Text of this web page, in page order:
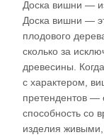
Доска вишни —
Доска вишни —
плодового
сколько за
древесины.
с характером,
претендентов —
способность со
изделия